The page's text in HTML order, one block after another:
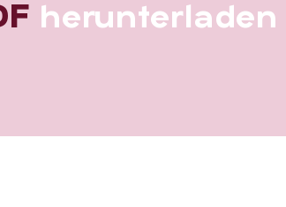
her­un­ter­la­den